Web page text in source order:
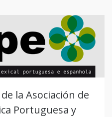
la Asociación de
Portuguesa y